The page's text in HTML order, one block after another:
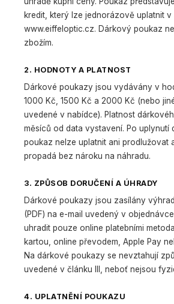
kredit, který lze jednorázově uplatnit v
www.eiffeloptic.cz. Dárkový poukaz
zbožím.
2. HODNOTY A PLATNOST
Dárkové poukazy jsou vydávány v
1000 Kč, 1500 Kč a 2000 Kč (nebo
uvedené v nabídce). Platnost
měsíců od data vystavení. Po uplynutí
poukaz nelze uplatnit ani prodlužovat
propadá bez nároku na náhradu.
3. ZPŮSOB DORUČENÍ A ÚHRADY
Dárkové poukazy jsou zasílány
(PDF) na e-mail uvedený v
uhradit pouze online platebními
kartou, online převodem, Apple Pay
Na dárkové poukazy se nevztahují
uvedené v článku III, neboť nejsou
4. UPLATNĚNÍ POUKAZU